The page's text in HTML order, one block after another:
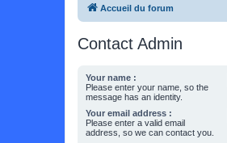
Accueil du forum
Contact Admin
Your name :
Please enter your name, so the
message has an identity.
Your email address :
Please enter a valid email
address, so we can contact you.